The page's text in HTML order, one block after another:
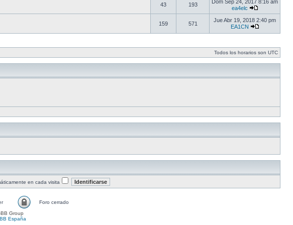
43 193
Dom Sep 24, 2017 8:16 am
ea4elc
159 571
Jue Abr 19, 2018 2:40 pm
EA1CN
Todos los horarios son UTC
en cada visita
Foro cerrado
Group
España